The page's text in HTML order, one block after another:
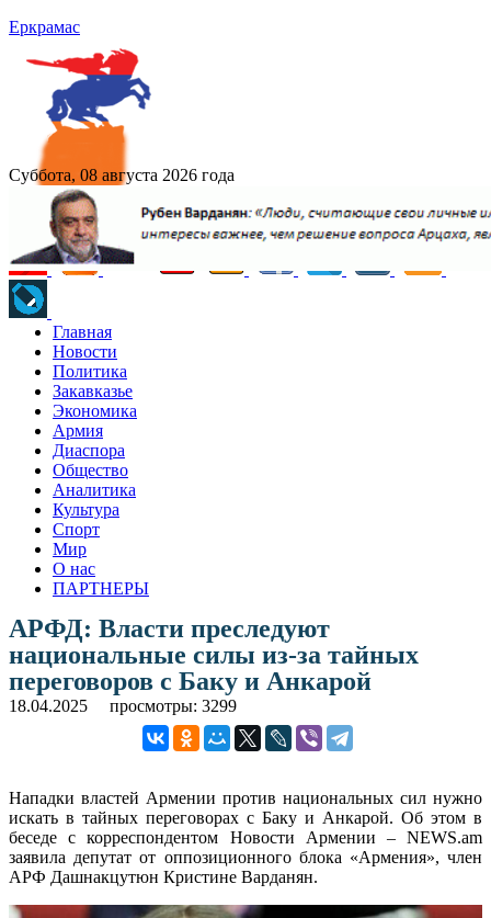
Еркрамас
Суббота, 08 августа 2026 года
Главная
Новости
Политика
Закавказье
Экономика
Армия
Диаспора
Общество
Аналитика
Культура
Спорт
Мир
О нас
ПАРТНЕРЫ
АРФД: Власти преследуют
национальные силы из-за тайных
переговоров с Баку и Анкарой
18.04.2025 просмотры: 3299
Нападки властей Армении против национальных сил нужно
искать в тайных переговорах с Баку и Анкарой. Об этом в
беседе с корреспондентом Новости Армении – NEWS.am
заявила депутат от оппозиционного блока «Армения», член
АРФ Дашнакцутюн Кристине Варданян.